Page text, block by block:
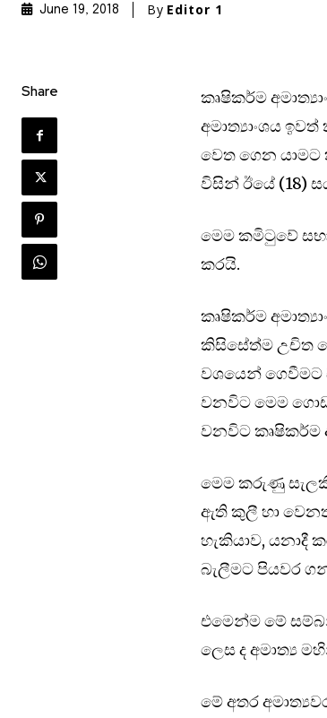
June 19, 2018 By Editor 1
Share
කෘෂිකර්ම
අමාත්‍යාංශය
වෙත ගෙන යාමට
විසින් ඊයේ (18)
මෙම කමිටුවේ
කරයි.
කෘෂිකර්ම
කිසිසේත්ම උචිත
වශයෙන් ගෙවීමට
වනවිට මෙම
වනවිට කෘෂිකර්ම
මෙම කරුණු
ඇති කුලී හා
හැකියාව,
බැලීමට පියවර
එමෙන්ම මේ
ලෙස ද අමාත්‍ය
මේ අතර